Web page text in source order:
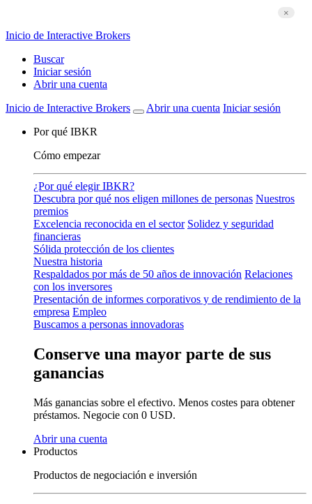
Inicio de Interactive Brokers
Buscar
Iniciar sesión
Abrir una cuenta
Inicio de Interactive Brokers
Abrir una cuenta Iniciar sesión
Por qué IBKR
Cómo empezar
¿Por qué elegir IBKR?
Descubra por qué nos eligen millones de personas Nuestros
premios
Excelencia reconocida en el sector Solidez y seguridad
financieras
Sólida protección de los clientes
Nuestra historia
Respaldados por más de 50 años de innovación Relaciones
con los inversores
Presentación de informes corporativos y de rendimiento de la
empresa Empleo
Buscamos a personas innovadoras
Conserve una mayor parte de sus
ganancias
Más ganancias sobre el efectivo. Menos costes para obtener
préstamos. Negocie con 0 USD.
Abrir una cuenta
Productos
Productos de negociación e inversión
×